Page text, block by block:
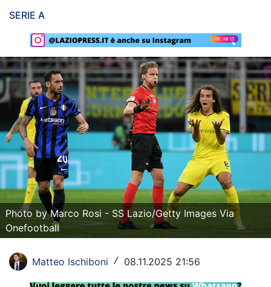
Rassegna Lazio
Social
Calcio
Serie A
Champions League
Europa League
Altri Sport
Formula 1
Tennis
SERIE A
Photo by Marco Rosi - SS Lazio/Getty Images Via
Onefootball
Matteo Ischiboni / 08.11.2025 21:56